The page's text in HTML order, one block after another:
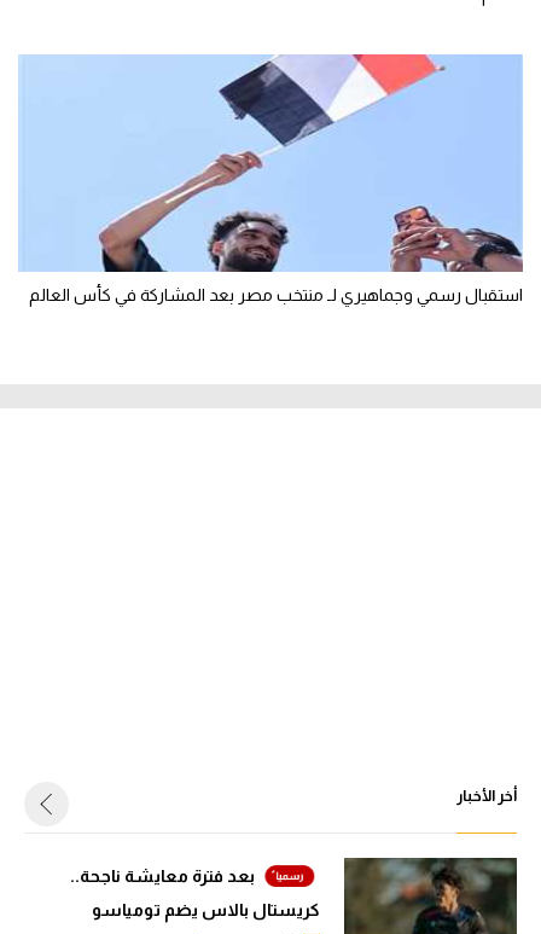
استقبال رسمي وجماهيري لـ منتخب مصر بعد المشاركة في كأس العالم
أخر الأخبار
بعد فترة معايشة ناجحة..
كريستال بالاس يضم تومياسو